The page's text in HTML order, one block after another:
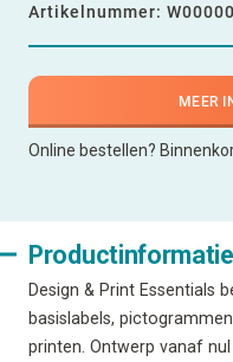
Artikelnummer:
MEER
Online bestellen?
Productinformatie
Design & Print Essentials
basislabels,
printen. Ontwerp vanaf